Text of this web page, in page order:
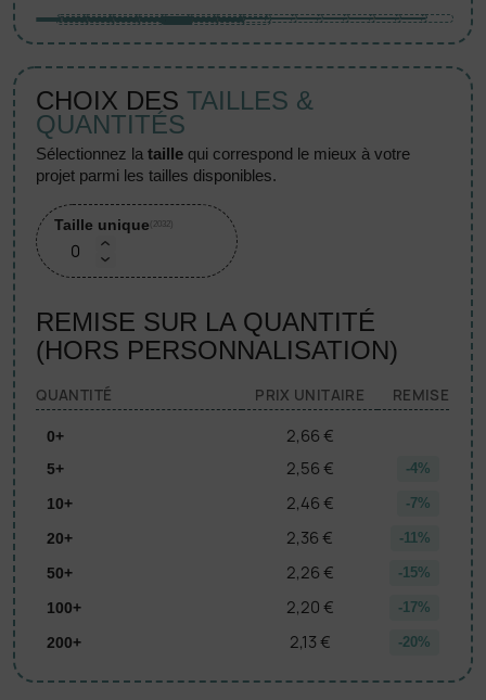
CHOIX DES TAILLES &
QUANTITÉS
sélectionnez lataille qui correspond le mieux à votre
projet parmi les tailles disponibles.
Taille unique (2032)
REMISE SUR LA QUANTITÉ
(HORS PERSONNALISATION)
QUANTITÉ PRIX UNITAIRE REMISE
0+ 2,66 €
5+ 2,56 € -4%
10+ 2,46 € -7%
20+ 2,36 € -11%
50+ 2,26 € -15%
100+ 2,20 € -17%
200+ 2,13 € -20%